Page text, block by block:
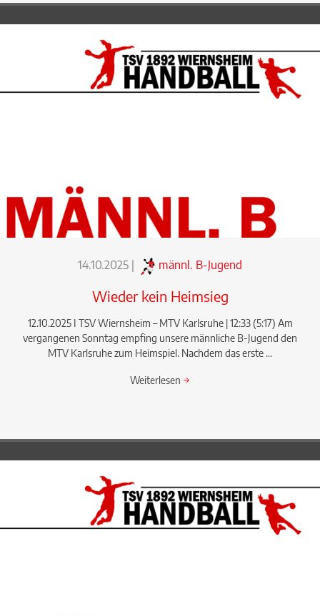
14.10.2025 männl. B-Jugend
Wieder kein Heimsieg
12.10.2025 I TSV Wiernsheim – MTV Karlsruhe | 12:33 (5:17) Am
vergangenen Sonntag empfing unsere männliche B-Jugend den
MTV Karlsruhe zum Heimspiel. Nachdem das erste ...
Weiterlesen →